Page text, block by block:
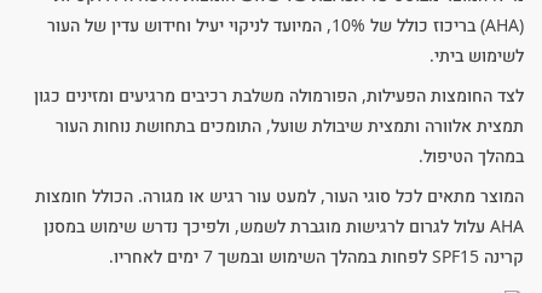
(AHA) בריכוז כולל של 10%, המיועד לניקוי יעיל וחידוש עדין של העור
לשימוש ביתי.
לצד החומצות הפעילות, הפורמולה משלבת רכיבים מרגיעים ומזינים כגון
תמצית אלוורה ותמצית שיבולת שועל, התומכים בתחושת נוחות העור
במהלך הטיפול.
המוצר מתאים לכל סוגי העור, למעט עור רגיש או מגורה. הכולל חומצות
AHA עלול לגרום לרגישות מוגברת לשמש, ולפיכך נדרש שימוש במסנן
קרינה SPF15 לפחות במהלך השימוש ובמשך 7 ימים לאחריו.